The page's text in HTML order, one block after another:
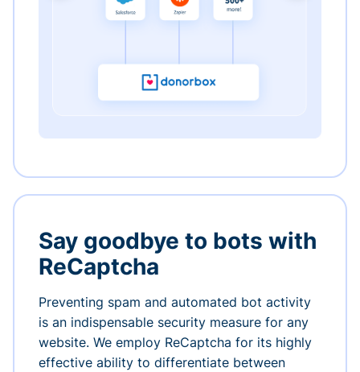
Say goodbye to bots with
ReCaptcha
Preventing spam and automated bot activity
is an indispensable security measure for any
website. We employ ReCaptcha for its highly
effective ability to differentiate between